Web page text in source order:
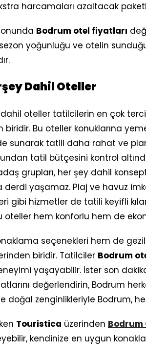
harcamaları azaltacak
Bodrum otel fiyatları
yoğunluğu ve otelin
Dahil Oteller
oteller tatilcilerin en çok
biridir. Bu oteller konuklarına
sunarak tatili daha rahat ve
tatil bütçesini kontrol
grupları, her şey dahil
yaşamaz. Plaj ve havuz
gibi hizmetler de tatili keyifli
oteller hem konforlu hem de
seçenekleri hem de
biridir. Tatilciler Bodrum
yaşayabilir. İster son
değerlendirin, Bodrum
doğal zenginlikleriyle Bodrum,
Touristica üzerinden Bodrum
kendinize en uygun